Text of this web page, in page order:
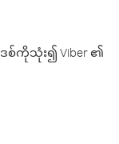
ကိုသုံး၍ Viber ၏